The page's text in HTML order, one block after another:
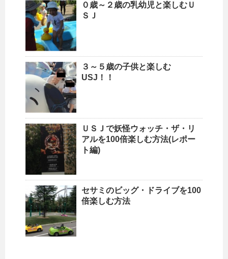
０歳～２歳の乳幼児と楽しむＵ
ＳＪ
３～５歳の子供と楽しむ
USJ！！
ＵＳＪで妖怪ウォッチ・ザ・リ
アルを100倍楽しむ方法(レポー
ト編)
セサミのビッグ・ドライブを100
倍楽しむ方法